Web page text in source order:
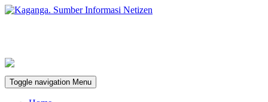
Toggle navigation Menu